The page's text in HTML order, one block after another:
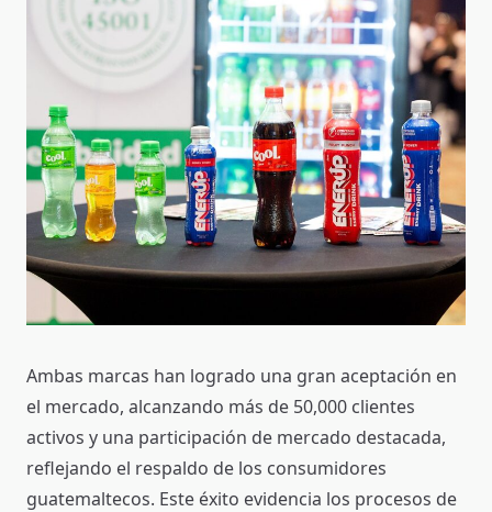
Ambas marcas han logrado una gran aceptación en
el mercado, alcanzando más de 50,000 clientes
activos y una participación de mercado destacada,
reflejando el respaldo de los consumidores
guatemaltecos. Este éxito evidencia los procesos de